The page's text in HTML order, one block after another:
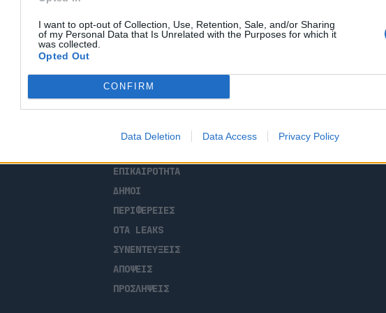
I want to opt-out of Collection, Use, Retention, Sale, and/or Sharing
of my Personal Data that Is Unrelated with the Purposes for which it
was collected.
Opted Out
CONFIRM
Data Deletion Data Access Privacy Policy
ΑΡΧΙΚΗ
ΕΠΙΚΑΙΡΟΤΗΤΑ
ΔΗΜΟΙ
ΠΕΡΙΦΕΡΕΙΕΣ
OTA LEAKS
ΣΥΝΕΝΤΕΥΞΕΙΣ
ΑΠΟΨΕΙΣ
ΠΡΟΣΛΗΨΕΙΣ